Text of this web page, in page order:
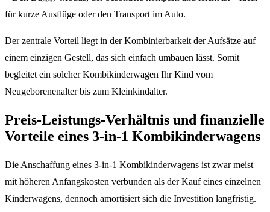
für kurze Ausflüge oder den Transport im Auto.
Der zentrale Vorteil liegt in der Kombinierbarkeit der Aufsätze auf
einem einzigen Gestell, das sich einfach umbauen lässt. Somit
begleitet ein solcher Kombikinderwagen Ihr Kind vom
Neugeborenenalter bis zum Kleinkindalter.
Preis-Leistungs-Verhältnis und finanzielle
Vorteile eines 3-in-1 Kombikinderwagens
Die Anschaffung eines 3-in-1 Kombikinderwagens ist zwar meist
mit höheren Anfangskosten verbunden als der Kauf eines einzelnen
Kinderwagens, dennoch amortisiert sich die Investition langfristig.